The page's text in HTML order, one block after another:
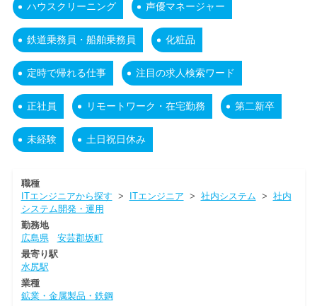
ハウスクリーニング 声優マネージャー
鉄道乗務員・船舶乗務員 化粧品
定時で帰れる仕事 注目の求人検索ワード
正社員 リモートワーク・在宅勤務 第二新卒
未経験 土日祝日休み
職種
ITエンジニアから探す > ITエンジニア > 社内システム > 社内
システム開発・運用
勤務地
広島県
安芸郡坂町
最寄り駅
水尻駅
業種
鉱業・金属製品・鉄鋼